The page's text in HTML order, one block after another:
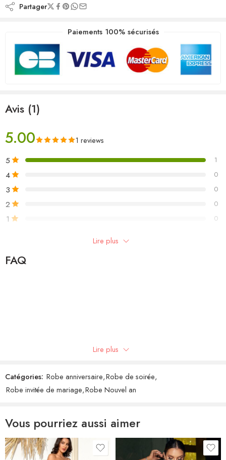
Partager
Paiements 100% sécurisés
Avis (1)
5.00 1 reviews
5 1
4 0
3 0
2 0
1 0
Write a review
Lire plus
FAQ
Lire plus
Catégories: Robe anniversaire,Robe de soirée,
Robe invitée de mariage,Robe Nouvel an
Vous pourriez aussi aimer